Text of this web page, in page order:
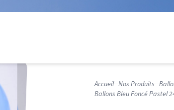
Accueil Nos Produits
Ballons Bleu Foncé Pastel